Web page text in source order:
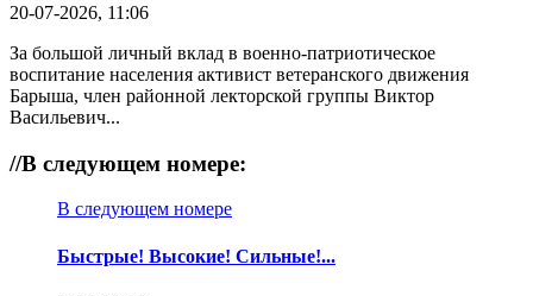
20-07-2026, 11:06
За большой личный вклад в военно-патриотическое
воспитание населения активист ветеранского движения
Барыша, член районной лекторской группы Виктор
Васильевич...
//В следующем номере:
В следующем номере
Быстрые! Высокие! Сильные!...